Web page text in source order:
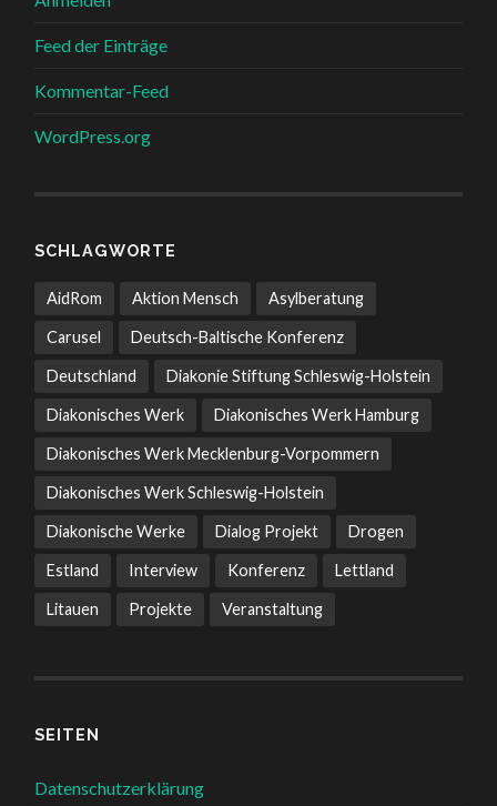
Feed der Einträge
Kommentar-Feed
WordPress.org
SCHLAGWORTE
AidRom Aktion Mensch Asylberatung
Carusel Deutsch-Baltische Konferenz
Deutschland Diakonie Stiftung Schleswig-Holstein
Diakonisches Werk Diakonisches Werk Hamburg
Diakonisches Werk Mecklenburg-Vorpommern
Diakonisches Werk Schleswig-Holstein
Diakonische Werke Dialog Projekt Drogen
Estland Interview Konferenz Lettland
Litauen Projekte Veranstaltung
SEITEN
Datenschutzerklärung